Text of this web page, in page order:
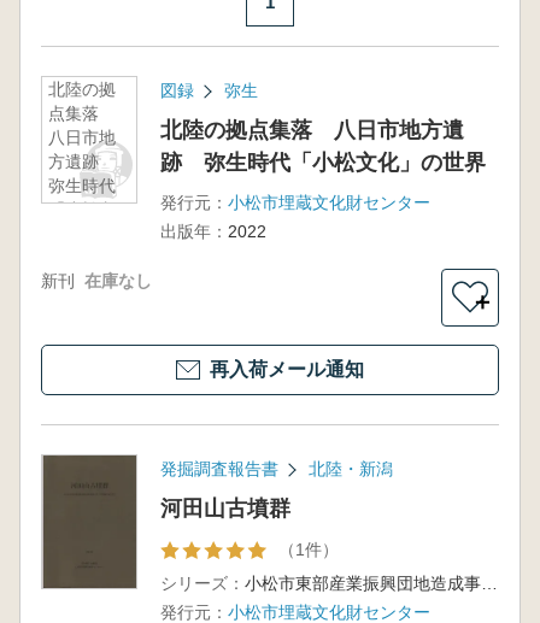
北陸の拠
点集落
八日市地
方遺跡
弥生時代
「小松文
図録 弥生
北陸の拠点集落 八日市地方遺
跡 弥生時代「小松文化」の世界
発行元： 小松市埋蔵文化財センター
出版年： 2022
新刊 在庫なし
＋
再入荷メール通知
発掘調査報告書 北陸・新潟
河田山古墳群
（1件）
シリーズ：
小松市東部産業振興団地造成事業に伴う発掘調査報告書1
発行元： 小松市埋蔵文化財センター